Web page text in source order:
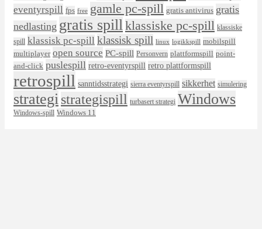
eventyrspill fps free gamle pc-spill gratis antivirus gratis
nedlasting gratis spillklassiske pc-spill klassiske
spill klassisk pc-spill klassisk spill linux logikkspill mobilspill
multiplayer open source PC-spill Personvern plattformspill point-
and-click puslespill retro-eventyrspill retro plattformspill
retrospill sanntidsstrategi sierra eventyrspill sikkerhet simulering
strategistrategispill turbasert strategi Windows
Windows-spill Windows 11